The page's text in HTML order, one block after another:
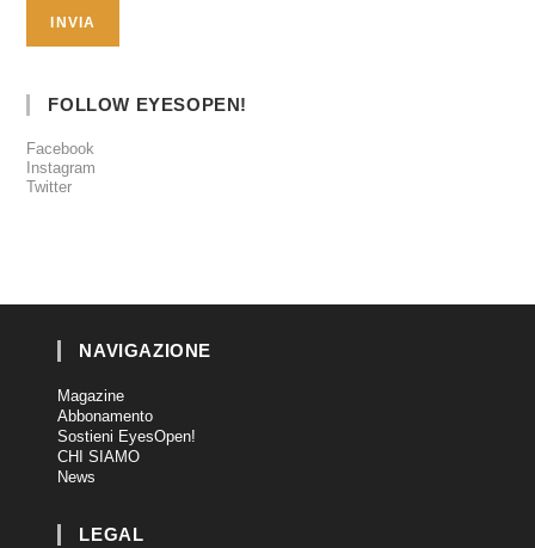
FOLLOW EYESOPEN!
Facebook
Instagram
Twitter
NAVIGAZIONE
Magazine
Abbonamento
Sostieni EyesOpen!
CHI SIAMO
News
LEGAL